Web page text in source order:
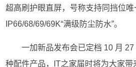
超高刷护眼直屏，号称支持同挡位
IP66/68/69/69K“满级防尘防水”。
一加新品发布会已定档 10 月
种配件产品，IT之家届时将为大家带